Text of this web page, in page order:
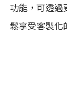
功能，可透過
鬆享受客製化